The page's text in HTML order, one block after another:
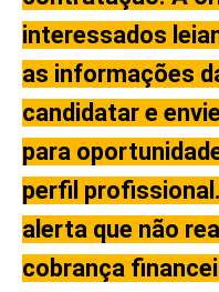
interessados
as informações
candidatar e
para
perfil
alerta que não
cobrança